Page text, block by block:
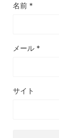
名前 *
メール *
サイト